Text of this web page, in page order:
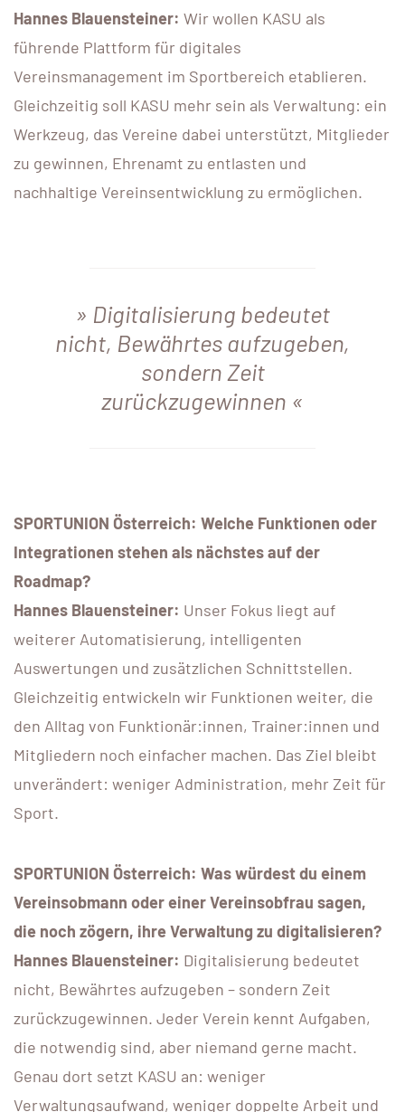
Hannes Blauensteiner: Wir wollen KASU als
führende Plattform für digitales
Vereinsmanagement im Sportbereich etablieren.
Gleichzeitig soll KASU mehr sein als Verwaltung: ein
Werkzeug, das Vereine dabei unterstützt, Mitglieder
zu gewinnen, Ehrenamt zu entlasten und
nachhaltige Vereinsentwicklung zu ermöglichen.
Digitalisierung bedeutet
nicht, Bewährtes aufzugeben,
sondern Zeit
zurückzugewinnen
SPORTUNION Österreich: Welche Funktionen oder
Integrationen stehen als nächstes auf der
Roadmap?
Hannes Blauensteiner: Unser Fokus liegt auf
weiterer Automatisierung, intelligenten
Auswertungen und zusätzlichen Schnittstellen.
Gleichzeitig entwickeln wir Funktionen weiter, die
den Alltag von Funktionär:innen, Trainer:innen und
Mitgliedern noch einfacher machen. Das Ziel bleibt
unverändert: weniger Administration, mehr Zeit für
Sport.
SPORTUNION Österreich: Was würdest du einem
Vereinsobmann oder einer Vereinsobfrau sagen,
die noch zögern, ihre Verwaltung zu digitalisieren?
Hannes Blauensteiner: Digitalisierung bedeutet
nicht, Bewährtes aufzugeben – sondern Zeit
zurückzugewinnen. Jeder Verein kennt Aufgaben,
die notwendig sind, aber niemand gerne macht.
Genau dort setzt KASU an: weniger
Verwaltungsaufwand, weniger doppelte Arbeit und